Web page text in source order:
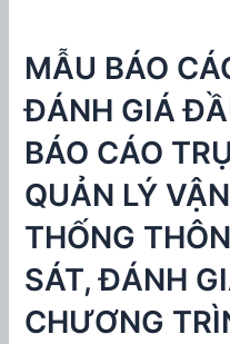
MẪU BÁO
ĐÁNH GIÁ
BÁO CÁO
QUẢN LÝ
THỐNG
SÁT, ĐÁNH
CHƯƠNG